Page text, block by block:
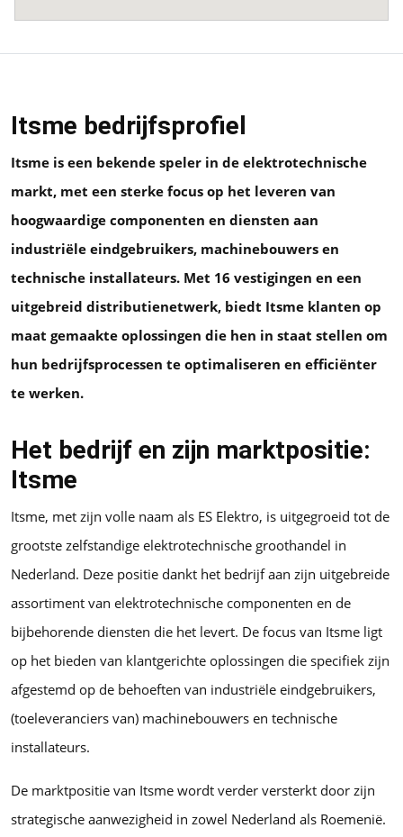
Itsme bedrijfsprofiel
Itsme is een bekende speler in de elektrotechnische
markt, met een sterke focus op het leveren van
hoogwaardige componenten en diensten aan
industriële eindgebruikers, machinebouwers en
technische installateurs. Met 16 vestigingen en een
uitgebreid distributienetwerk, biedt Itsme klanten op
maat gemaakte oplossingen die hen in staat stellen om
hun bedrijfsprocessen te optimaliseren en efficiënter
te werken.
Het bedrijf en zijn marktpositie:
Itsme
Itsme, met zijn volle naam als ES Elektro, is uitgegroeid tot de
grootste zelfstandige elektrotechnische groothandel in
Nederland. Deze positie dankt het bedrijf aan zijn uitgebreide
assortiment van elektrotechnische componenten en de
bijbehorende diensten die het levert. De focus van Itsme ligt
op het bieden van klantgerichte oplossingen die specifiek zijn
afgestemd op de behoeften van industriële eindgebruikers,
(toeleveranciers van) machinebouwers en technische
installateurs.
De marktpositie van Itsme wordt verder versterkt door zijn
strategische aanwezigheid in zowel Nederland als Roemenië.